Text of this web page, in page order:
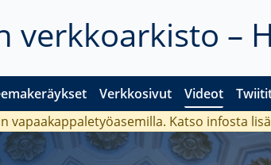
verkkoarkisto –
Verkkosivut Videot
vapaakappaletyöasemilla. Katso infosta